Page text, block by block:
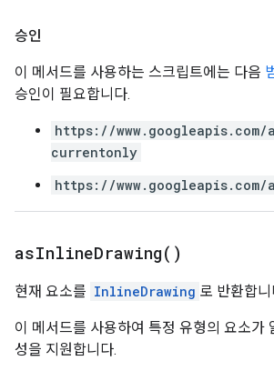
승인
이 메서드를 사용하는 스크립트에는 다음
승인이 필요합니다.
https://www.googleapis.com/
currentonly
https://www.googleapis.com/
asInlineDrawing( )
현재 요소를 InlineDrawing 로 반환합니
이 메서드를 사용하여 특정 유형의 요소가
성을 지원합니다.